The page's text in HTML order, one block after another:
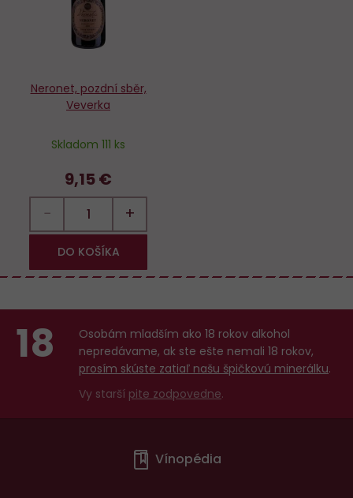
Neronet, pozdní sběr,
Veverka
Skladom 111 ks
9,15 €
− +
DO KOŠÍKA
18
Osobám mladším ako 18 rokov alkohol
nepredávame, ak ste ešte nemali 18 rokov,
prosím skúste zatiaľ našu špičkovú minerálku.
Vy starší pite zodpovedne.
Vínopédia